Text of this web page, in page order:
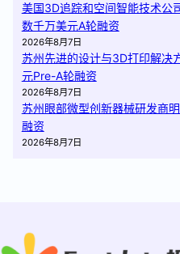
美国3D追踪和空间智能技术公
数千万美元A轮融资
2026年8月7日
苏州先进的设计与3D打印解决
元Pre-A轮融资
2026年8月7日
苏州眼部微型创新器械研发商
融资
2026年8月7日